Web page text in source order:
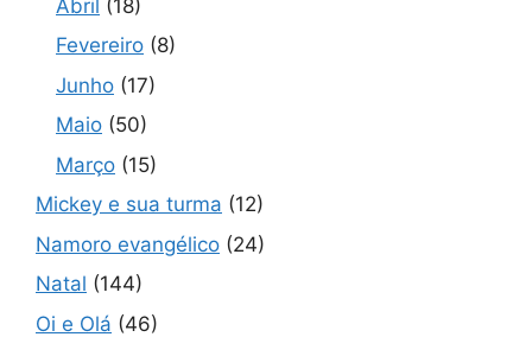
Abril (18)
Fevereiro (8)
Junho (17)
Maio (50)
Março (15)
Mickey e sua turma (12)
Namoro evangélico (24)
Natal (144)
Oi e Olá (46)